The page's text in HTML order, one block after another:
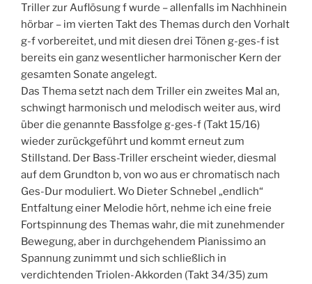
Triller zur Auflösung f wurde – allenfalls im Nachhinein
hörbar – im vierten Takt des Themas durch den Vorhalt
g-f vorbereitet, und mit diesen drei Tönen g-ges-f ist
bereits ein ganz wesentlicher harmonischer Kern der
gesamten Sonate angelegt.
Das Thema setzt nach dem Triller ein zweites Mal an,
schwingt harmonisch und melodisch weiter aus, wird
über die genannte Bassfolge g-ges-f (Takt 15/16)
wieder zurückgeführt und kommt erneut zum
Stillstand. Der Bass-Triller erscheint wieder, diesmal
auf dem Grundton b, von wo aus er chromatisch nach
Ges-Dur moduliert. Wo Dieter Schnebel „endlich“
Entfaltung einer Melodie hört, nehme ich eine freie
Fortspinnung des Themas wahr, die mit zunehmender
Bewegung, aber in durchgehendem Pianissimo an
Spannung zunimmt und sich schließlich in
verdichtenden Triolen-Akkorden (Takt 34/35) zum